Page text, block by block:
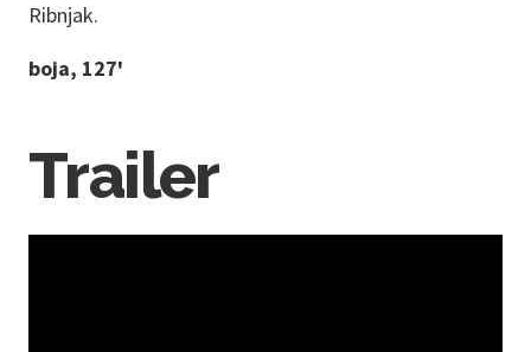
Ribnjak.
boja, 127'
Trailer